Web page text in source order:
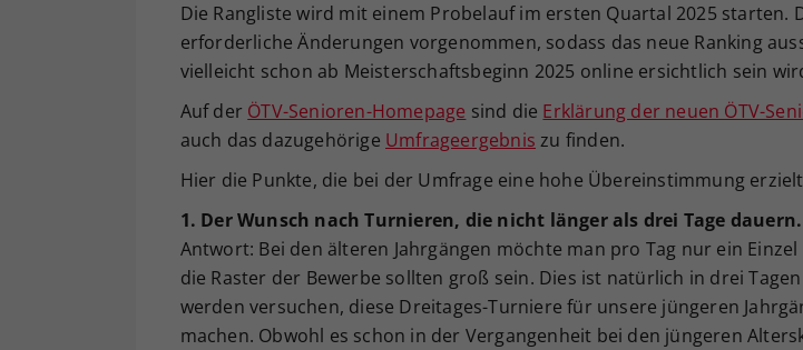
Die Rangliste wird mit einem Probelauf im ersten Quartal 2025 starten.
erforderliche Änderungen vorgenommen, sodass das neue Ranking
vielleicht schon ab Meisterschaftsbeginn 2025 online ersichtlich sein
Auf der ÖTV-Senioren-Homepage sind die Erklärung der neuen ÖTV-
auch das dazugehörige Umfrageergebnis zu finden.
Hier die Punkte, die bei der Umfrage eine hohe Übereinstimmung
1. Der Wunsch nach Turnieren, die nicht länger als drei Tage dauern.
Antwort: Bei den älteren Jahrgängen möchte man pro Tag nur ein
die Raster der Bewerbe sollten groß sein. Dies ist natürlich in drei
werden versuchen, diese Dreitages-Turniere für unsere jüngeren
machen. Obwohl es schon in der Vergangenheit bei den jüngeren